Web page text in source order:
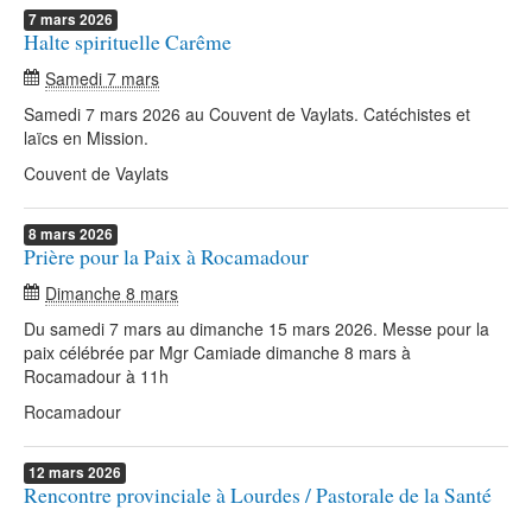
7mars 2026
Halte spirituelle Carême
Samedi 7 mars
Samedi 7 mars 2026 au Couvent de Vaylats. Catéchistes et
laïcs en Mission.
Couvent de Vaylats
8mars 2026
Prière pour la Paix à Rocamadour
Dimanche 8 mars
Du samedi 7 mars au dimanche 15 mars 2026. Messe pour la
paix célébrée par Mgr Camiade dimanche 8 mars à
Rocamadour à 11h
Rocamadour
12 mars 2026
Rencontre provinciale à Lourdes / Pastorale de la Santé